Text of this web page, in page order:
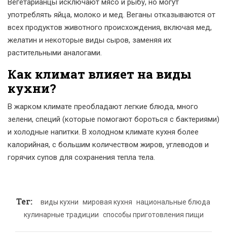
Вегетарианцы исключают мясо и рыбу, но могут
употреблять яйца, молоко и мед. Веганы отказываются от
всех продуктов животного происхождения, включая мед,
желатин и некоторые виды сыров, заменяя их
растительными аналогами.
Как климат влияет на виды
кухни?
В жарком климате преобладают легкие блюда, много
зелени, специй (которые помогают бороться с бактериями)
и холодные напитки. В холодном климате кухня более
калорийная, с большим количеством жиров, углеводов и
горячих супов для сохранения тепла тела.
Тег: виды кухни мировая кухня национальные блюда
кулинарные традиции способы приготовления пищи